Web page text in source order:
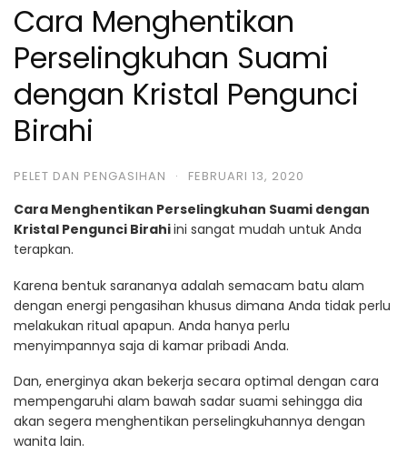
Cara Menghentikan
Perselingkuhan Suami
dengan Kristal Pengunci
Birahi
PELET DAN PENGASIHAN · FEBRUARI 13, 2020
Cara Menghentikan Perselingkuhan Suami dengan
Kristal Pengunci Birahiini sangat mudah untuk Anda
terapkan.
Karena bentuk sarananya adalah semacam batu alam
dengan energi pengasihan khusus dimana Anda tidak perlu
melakukan ritual apapun. Anda hanya perlu
menyimpannya saja di kamar pribadi Anda.
Dan, energinya akan bekerja secara optimal dengan cara
mempengaruhi alam bawah sadar suami sehingga dia
akan segera menghentikan perselingkuhannya dengan
wanita lain.